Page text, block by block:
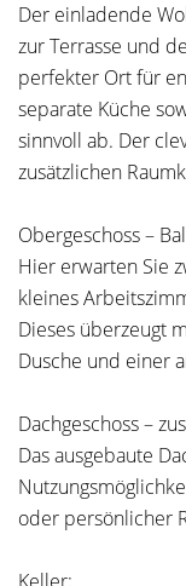
Der einladende
zur Terrasse und
perfekter Ort für
separate Küche
sinnvoll ab. Der
zusätzlichen
Obergeschoss –
Hier erwarten Sie
kleines
Dieses überzeugt
Dusche und einer
Dachgeschoss –
Das ausgebaute
oder persönlicher